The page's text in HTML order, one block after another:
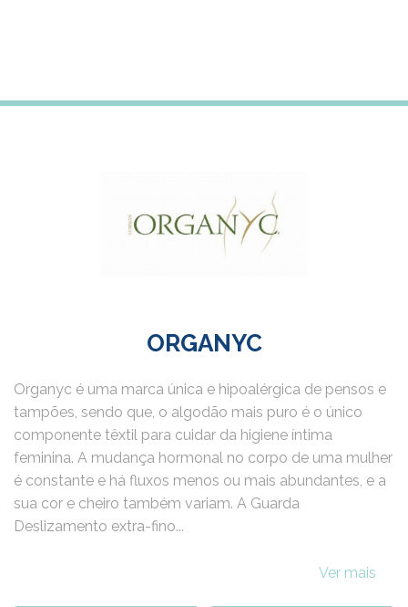
ORGANYC
Organyc é uma marca única e hipoalérgica de pensos e
tampões, sendo que, o algodão mais puro é o único
componente têxtil para cuidar da higiene íntima
feminina. A mudança hormonal no corpo de uma mulher
é constante e há fluxos menos ou mais abundantes, e a
sua cor e cheiro também variam. A Guarda
Deslizamento extra-fino...
Ver mais